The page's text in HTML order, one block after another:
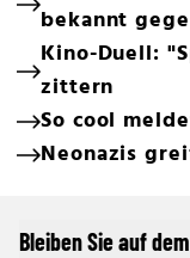
bekannt
Kino-Duell:
zittern
So cool
Neonazis
Bleiben Sie auf